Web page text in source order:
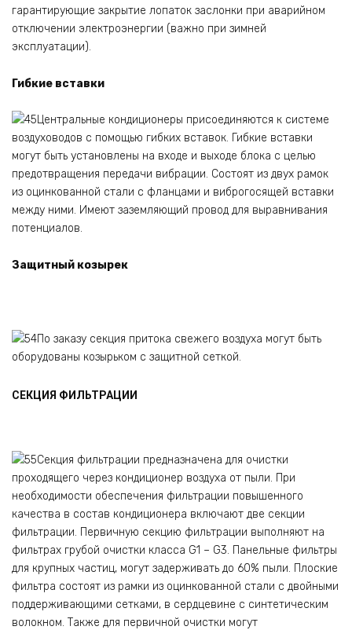
гарантирующие закрытие лопаток заслонки при аварийном
отключении электроэнергии (важно при зимней
эксплуатации).
Гибкие вставки
Центральные кондиционеры присоединяются к системе
воздуховодов с помощью гибких вставок. Гибкие вставки
могут быть установлены на входе и выходе блока с целью
предотвращения передачи вибрации. Состоят из двух рамок
из оцинкованной стали с фланцами и виброгосящей вставки
между ними. Имеют заземляющий провод для выравнивания
потенциалов.
Защитный козырек
По заказу секция притока свежего воздуха могут быть
оборудованы козырьком с защитной сеткой.
СЕКЦИЯ ФИЛЬТРАЦИИ
Секция фильтрации предназначена для очистки
проходящего через кондиционер воздуха от пыли. При
необходимости обеспечения фильтрации повышенного
качества в состав кондиционера включают две секции
фильтрации. Первичную секцию фильтрации выполняют на
фильтрах грубой очистки класса G1 – G3. Панельные фильтры
для крупных частиц, могут задерживать до 60% пыли. Плоские
фильтра состоят из рамки из оцинкованной стали с двойными
поддерживающими сетками, в сердцевине с синтетическим
волокном. Также для первичной очистки могут